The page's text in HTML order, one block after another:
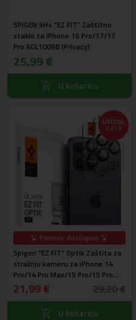
SPIGEN 9H+ ”EZ FIT” Zaštitno
staklo za iPhone 16 Pro/17/17
Pro AGL10098 (Privacy)
25,99 €
U košaricu
UŠTEDA
7,21 €
Ponovo dostupno
Spigen ”EZ FIT” Optik Zaštita za
stražnju kameru za iPhone 14
Pro/14 Pro Max/15 Pro/15 Pro
Max/16 Pro/16 Pro Max/17
Pro/17 Pro Max Black AGL05205 -
21,99 €
U košaricu